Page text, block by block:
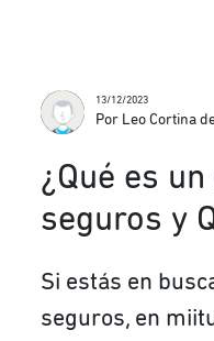
13/12/2023
Por Leo Cortina
¿Qué es
seguros y
Si estás en
seguros, en